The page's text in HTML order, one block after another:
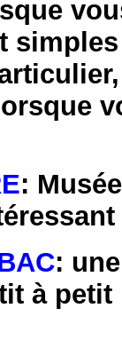
:
:
à